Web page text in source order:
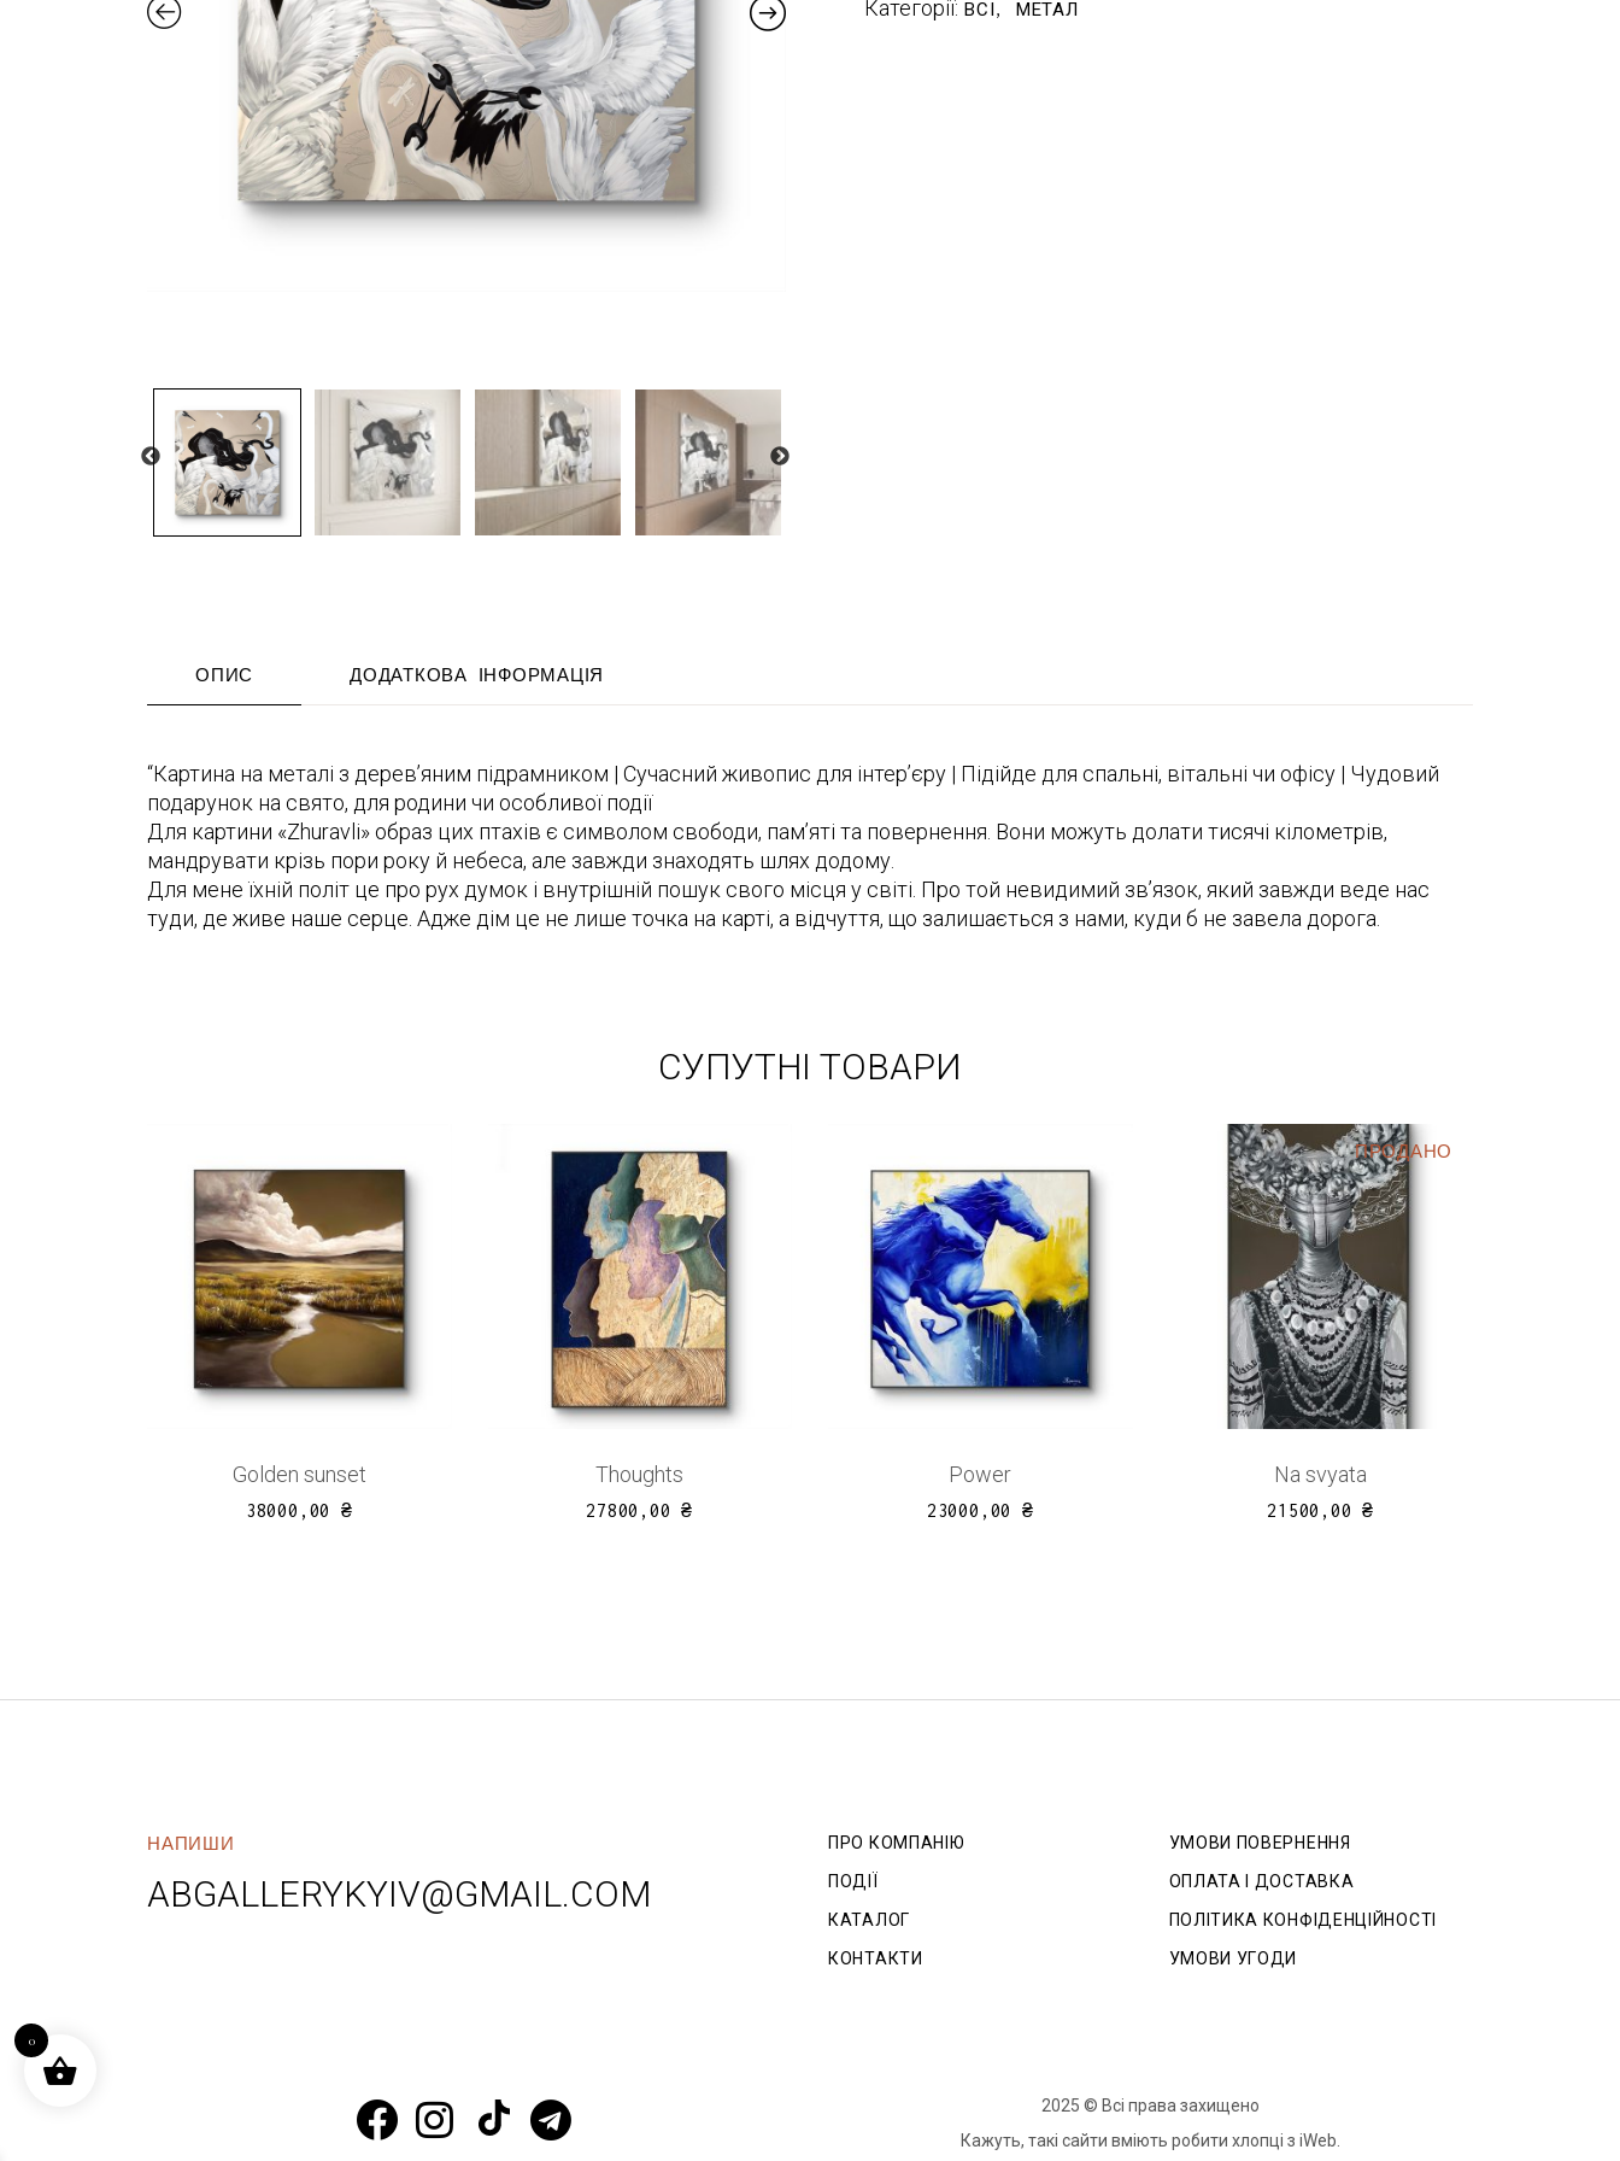
Категорії: ВСІ, МЕТАЛ
ОПИС ДОДАТКОВА ІНФОРМАЦІЯ
“Картина на металі з дерев’яним підрамником | Сучасний живопис для інтер’єру | Підійде для спальні, вітальні чи офісу | Чудовий
подарунок на свято, для родини чи особливої події
Для картини «Zhuravli» образ цих птахів є символом свободи, пам’яті та повернення. Вони можуть долати тисячі кілометрів,
мандрувати крізь пори року й небеса, але завжди знаходять шлях додому.
Для мене їхній політ це про рух думок і внутрішній пошук свого місця у світі. Про той невидимий зв’язок, який завжди веде нас
туди, де живе наше серце. Адже дім це не лише точка на карті, а відчуття, що залишається з нами, куди б не завела дорога.
СУПУТНІ ТОВАРИ
Golden sunset
38000,00 ₴
Thoughts
27800,00₴
Power
23000,00 ₴
ПРОДАНО
Na svyata
21500,00₴
НАПИШИ
ABGALLERYKYIV@GMAIL.COM
ПРО КОМПАНІЮ
ПОДІЇ
КАТАЛОГ
КОНТАКТИ
УМОВИ ПОВЕРНЕННЯ
ОПЛАТА І ДОСТАВКА
ПОЛІТИКА КОНФІДЕНЦІЙНОСТІ
УМОВИ УГОДИ
2025 © Всі права захищено
Кажуть, такі сайти вміють робити хлопці з iWeb.
0